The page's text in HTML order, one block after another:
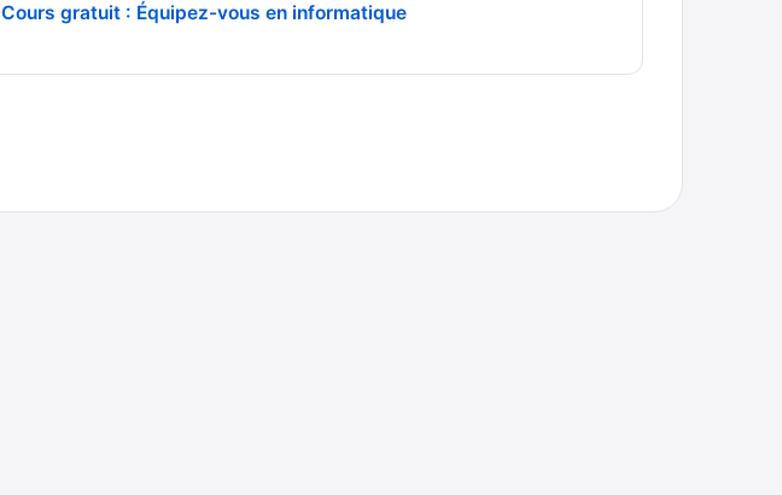
Cours gratuit : Équipez-vous en informatique